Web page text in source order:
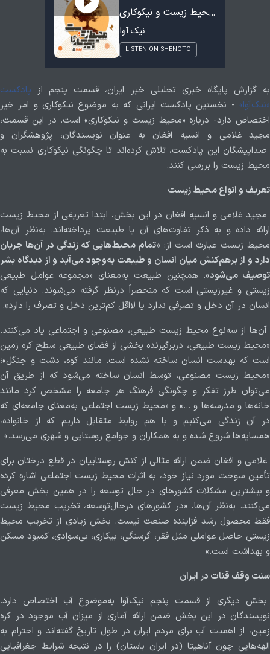
به گزارش پایگاه خبری تحلیلی خیر ایران، قسمت پنجم از پادکست
«نیک‌آوا» - نخستین پادکست ایرانی که به موضوع نیکوکاری و امر خیر
اختصاص دارد- درباره «محیط‌ زیست و نیکوکاری» است. در این قسمت،
مجید غلامی و انسیه افغان به عنوان نویسندگان، پژوهشگران و
صداپیشگان این پادکست، تلاش کرده‌اند تا چگونگی نیکوکاری نسبت به
محیط زیست را بررسی کنند.
تعریف و انواع محیط زیست
مجید غلامی و انسیه افغان در این بخش، ابتدا تعریفی از محیط ‌زیست
ارائه داده‌ و به ذکر تفاوت‌های آن با طبیعت پرداخته‌اند. به‌نظر آن‌ها،
محیط زیست عبارت است از: «تمام محیط‌هایی که زندگی در آن‌ها جریان
دارد و از برهم‌کنش میان انسان و طبیعت به‌وجود می‌آید و از دیدگاه بشر
توصیف می‌شود». همچنین طبیعت به‌معنای «مجموعه عوامل طبیعی
زیستی و غیرزیستی است که منحصراً درنظر گرفته می‌شوند. دنیایی که
انسان در آن دخل و تصرفی ندارد یا لااقل کم‌ترین دخل و تصرف را دارد».
آن‌ها از سه‌نوع محیط زیست طبیعی، مصنوعی و اجتماعی یاد می‌کنند.
«محیط زیست طبیعی، دربرگیرنده بخشی از فضای طبیعی سطح کره زمین
است که به‎دست انسان ساخته نشده است. مانند کوه، دشت و جنگل»؛
«محیط زیست مصنوعی، توسط انسان ساخته می‌شود که از طریق آن
می‌توان طرز تفکر و چگونگی فرهنگ هر جامعه را مشخص کرد مانند
خانه‌ها و مدرسه‌ها و ...» و «محیط زیست اجتماعی به‌معنای جامعه‌ای که
در آن زندگی می‌کنیم و با هم روابط متقابل داریم که از خانواده،
همسایه‌ها شروع شده و به همکاران و جوامع روستایی و شهری می‌رسد.»
غلامی و افغان ضمن ارائه مثالی از کنش روستاییان در قطع درختان برای
تأمین سوخت مورد نیاز خود، به اثرات محیط زیست اجتماعی اشاره کرده
و بیشترین مشکلات کشورهای در حال‌ توسعه را در همین بخش معرفی
می‌کنند. به‌نظر آن‌ها، «در کشورهای درحال‌توسعه، تخریب محیط زیست
فقط محصول رشد فزاینده صنعت نیست. بخش زیادی از تخریب محیط
زیستی حاصل عواملی مثل فقر، گرسنگی، بیکاری، بی‌سوادی، کمبود مسکن
و بهداشت است.»
سنت وقف قنات در ایران
بخش دیگری از قسمت پنجم نیک‌آوا به‌موضوع آب اختصاص دارد.
نویسندگان در این بخش ضمن ارائه آماری از میزان آب موجود در کره
زمین، از اهمیت آب برای مردم ایران در طول تاریخ گفته‌اند و احترام به
الهه‌هایی چون آناهیتا (در ایران باستان) را در نتیجه شرایط جغرافیایی